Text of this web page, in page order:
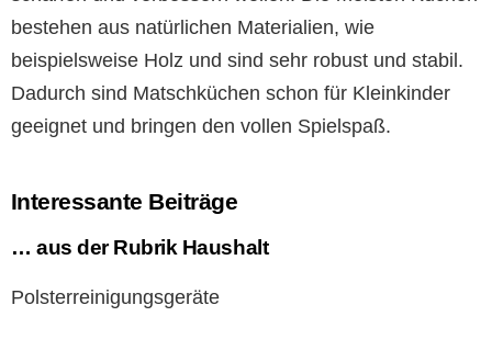
bestehen aus natürlichen Materialien, wie
beispielsweise Holz und sind sehr robust und stabil.
Dadurch sind Matschküchen schon für Kleinkinder
geeignet und bringen den vollen Spielspaß.
Interessante Beiträge
… aus der Rubrik Haushalt
Polsterreinigungsgeräte